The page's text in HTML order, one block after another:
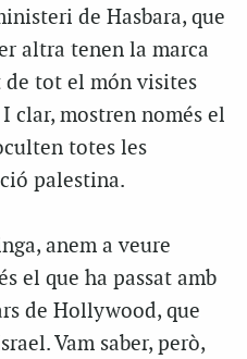
de Hasbara, que
altra tenen la marca
de tot el món visites
clar, mostren només el
totes les
palestina.
anem a veure
el que ha passat amb
de Hollywood, que
Vam saber, però,